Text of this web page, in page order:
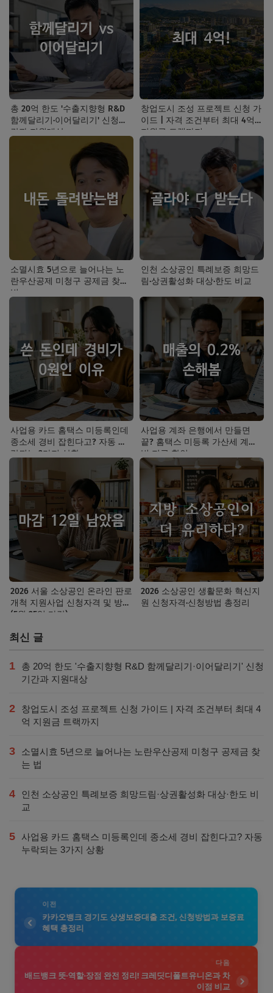
총 20억 한도 '수출지향형 R&D
함께달리기·이어달리기' 신청기
간과 지원대상
창업도시 조성 프로젝트 신청 가
이드 | 자격 조건부터 최대 4억
지원금 트랙까지
소멸시효 5년으로 늘어나는 노
란우산공제 미청구 공제금 찾는
법
인천 소상공인 특례보증 희망드
림·상권활성화 대상·한도 비교
사업용 카드 홈택스 미등록인데
종소세 경비 잡힌다고? 자동 누
락되는 3가지 상황
사업용 계좌 은행에서 만들면
끝? 홈택스 미등록 가산세 계산
법 지금 확인
2026 서울 소상공인 온라인 판로
개척 지원사업 신청자격 및 방법
(5월 25일 마감)
2026 소상공인 생활문화 혁신지
원 신청자격·신청방법 총정리
최신 글
1
총 20억 한도 '수출지향형 R&D 함께달리기·이어달리기' 신청
기간과 지원대상
2
창업도시 조성 프로젝트 신청 가이드 | 자격 조건부터 최대 4
억 지원금 트랙까지
3
소멸시효 5년으로 늘어나는 노란우산공제 미청구 공제금 찾
는 법
4
인천 소상공인 특례보증 희망드림·상권활성화 대상·한도 비
교
5
사업용 카드 홈택스 미등록인데 종소세 경비 잡힌다고? 자동
누락되는 3가지 상황
이전
카카오뱅크 경기도 상생보증대출 조건, 신청방법과 보증료
혜택 총정리
다음
배드뱅크 뜻·역할·장점 완전 정리! 크레딧디폴트유니온과 차
이점 비교